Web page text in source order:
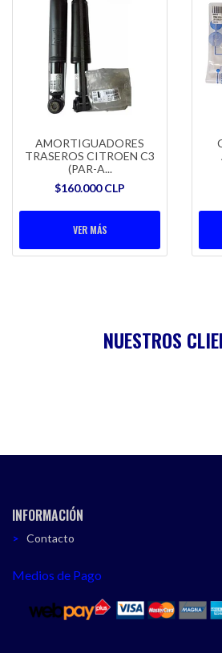
AMORTIGUADORES
TRASEROS CITROEN C3
(PAR-A...
$160.000 CLP
VER MÁS
NUESTROS
INFORMACIÓN
Contacto
Medios de Pago